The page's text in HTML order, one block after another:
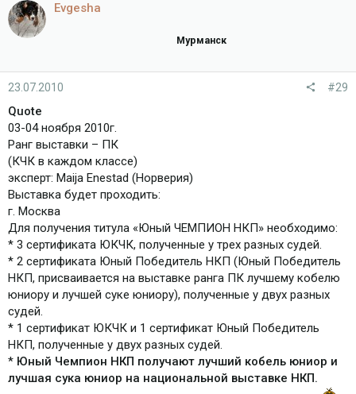
Evgesha
Мурманск
23.07.2010 #29
Quote
03-04 ноября 2010г.
Ранг выставки – ПК
(КЧК в каждом классе)
эксперт: Maija Enestad (Норверия)
Выставка будет проходить:
г. Москва
Для получения титула «Юный ЧЕМПИОН НКП» необходимо:
* 3 сертификата ЮКЧК, полученные у трех разных судей.
* 2 сертификата Юный Победитель НКП (Юный Победитель
НКП, присваивается на выставке ранга ПК лучшему кобелю
юниору и лучшей суке юниору), полученные у двух разных
судей.
* 1 сертификат ЮКЧК и 1 сертификат Юный Победитель
НКП, полученные у двух разных судей.
* Юный Чемпион НКП получают лучший кобель юниор и
лучшая сука юниор на национальной выставке НКП.